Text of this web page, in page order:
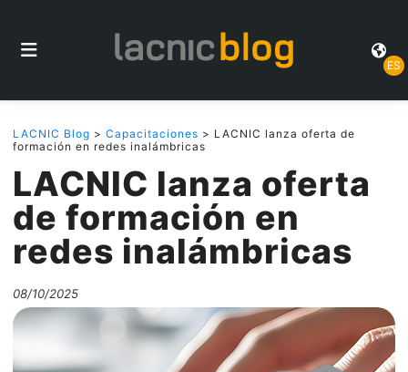
ES
LACNIC Blog > Capacitaciones > LACNIC lanza oferta de
formación en redes inalámbricas
LACNIC lanza oferta
de formación en
redes inalámbricas
08/10/2025